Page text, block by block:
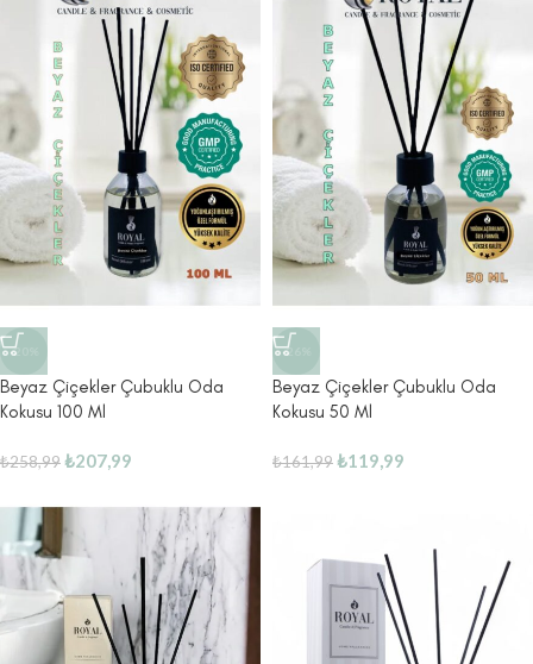
-20%
Beyaz Çiçekler Çubuklu Oda
Kokusu 100 Ml
₺258,99₺207,99
-26%
Beyaz Çiçekler Çubuklu Oda
Kokusu 50 Ml
₺161,99₺119,99